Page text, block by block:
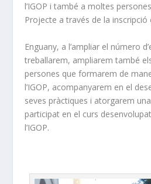
l’IGOP i també a moltes
Projecte a través de la inscripció
Enguany, a l’ampliar el número
treballarem, ampliarem també
persones que formarem de
l’IGOP, acompanyarem en el
seves pràctiques i atorgarem
participat en el curs
l’IGOP.